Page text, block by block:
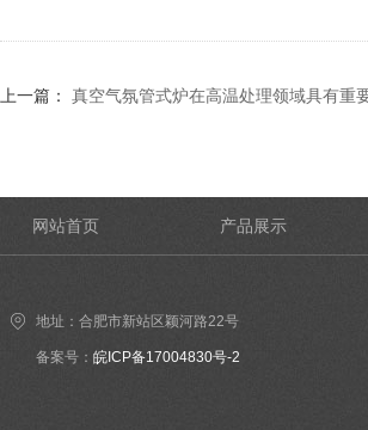
上一篇： 真空气氛管式炉在高温处理领域具有重
网站首页 产品展示
地址：合肥市新站区颖河路22号
备案号： 皖ICP备17004830号-2